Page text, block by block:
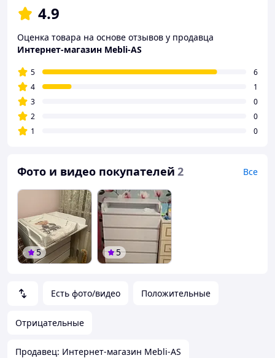
Есть фото/видео Положительные
Отрицательные
Продавец: Интернет-магазин Mebli-AS
4.9
Оценка товара на основе отзывов у продавца
Интернет-магазин Mebli-AS
5
6
4
1
3
0
2
0
1
0
Фото и видео покупателей 2 Все
5 5